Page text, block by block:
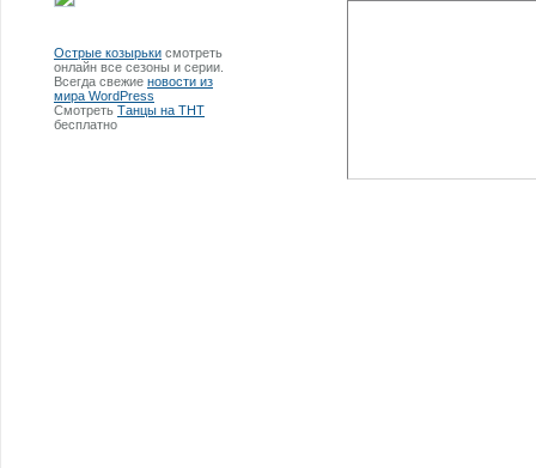
Острые козырьки смотреть
онлайн все сезоны и серии.
Всегда свежие новости из
мира WordPress
Смотреть Танцы на ТНТ
бесплатно